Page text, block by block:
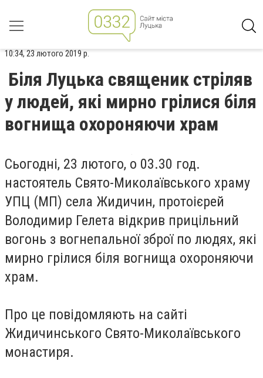
10:34, 23 лютого 2019 р.
Біля Луцька священик стріляв
у людей, які мирно грілися біля
вогнища охороняючи храм
Сьогодні, 23 лютого, о 03.30 год.
настоятель Свято-Миколаївського храму
УПЦ (МП) села Жидичин, протоієрей
Володимир Гелета відкрив прицільний
вогонь з вогнепальної зброї по людях, які
мирно грілися біля вогнища охороняючи
храм.
Про це повідомляють на сайті
Жидичинського Свято-Миколаївського
монастиря.